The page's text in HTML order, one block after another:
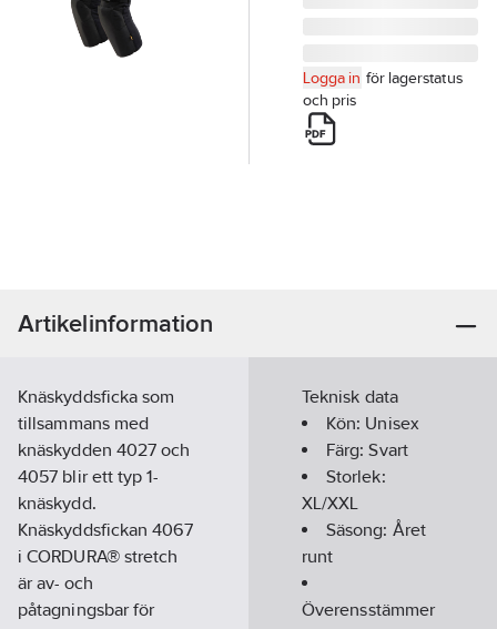
Logga in för lagerstatus
och pris
Artikelinformation
Knäskyddsficka som
tillsammans med
knäskydden 4027 och
4057 blir ett typ 1-
knäskydd.
Knäskyddsfickan 4067
i CORDURA® stretch
är av- och
påtagningsbar för
Teknisk data
Kön: Unisex
Färg:Svart
Storlek:
XL/XXL
Säsong: Året
runt
Överensstämmer